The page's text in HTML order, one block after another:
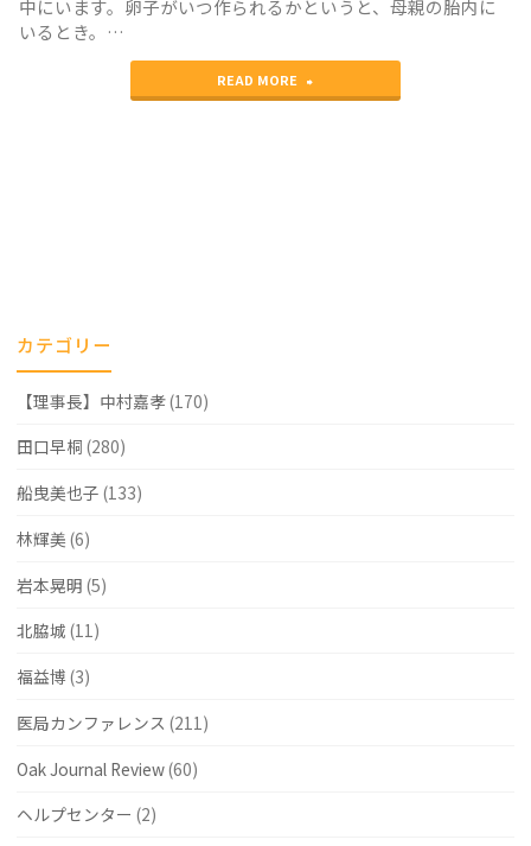
中にいます。卵子がいつ作られるかというと、母親の胎内に
いるとき。…
READ MORE
"卵
カテゴリー
【理事長】中村嘉孝(170)
田口早桐 (280)
船曳美也子 (133)
林輝美 (6)
岩本晃明 (5)
北脇城 (11)
福益博 (3)
医局カンファレンス (211)
Oak Journal Review(60)
ヘルプセンター (2)